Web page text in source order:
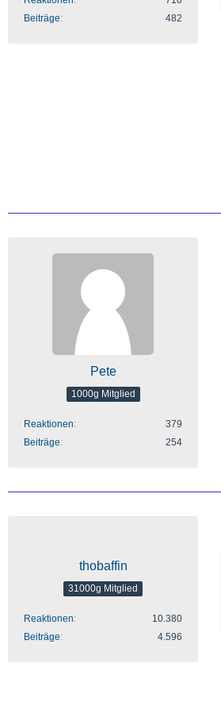
Beiträge
482
Pete
1000g Mitglied
Reaktionen
379
Beiträge
254
thobaffin
31000g Mitglied
Reaktionen
10.380
Beiträge
4.596